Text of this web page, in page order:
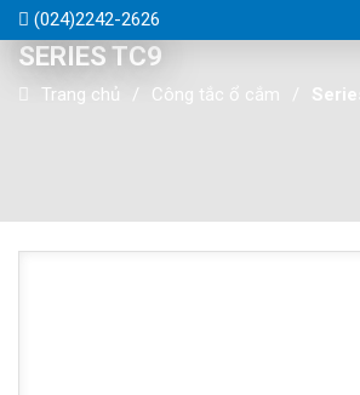
(024)2242-2626
SERIES TC9
Trang chủ Công tắc ổ cắm